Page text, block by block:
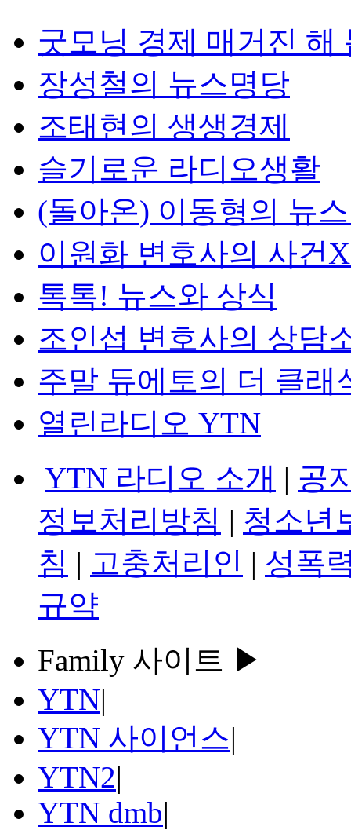
굿모닝 경제 매거진 해
장성철의 뉴스명당
조태현의 생생경제
슬기로운 라디오생활
(돌아온) 이동형의 뉴
이원화 변호사의 사건
톡톡! 뉴스와 상식
조인섭 변호사의 상담
주말 듀에토의 더 클래
열린라디오 YTN
YTN 라디오 소개 | 공
정보처리방침 | 청소년
침 | 고충처리인 | 성폭
규약
Family 사이트 ▶
YTN|
YTN 사이언스|
YTN2|
YTN dmb|